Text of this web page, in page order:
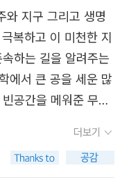
란, 물리학자 스티븐
천해 온 전설적인
보디
월해 전 지구 인류를
명될 이야기인가? 난
주었는지 알고 싶지
니다. 과학자의 전기
정도다. 쓸모 없는 부
1이다. 책의 문
없이 독자의 주의를
학창 시절에 실력없
-이건-왜 이렇게 쓰
와 지구 그리고 생명
복하고 이 미천한 지
하는 길을 알려주는
에서 큰 공을 세운 많
공간을 메워준 무명
하고 싶다.
더보기